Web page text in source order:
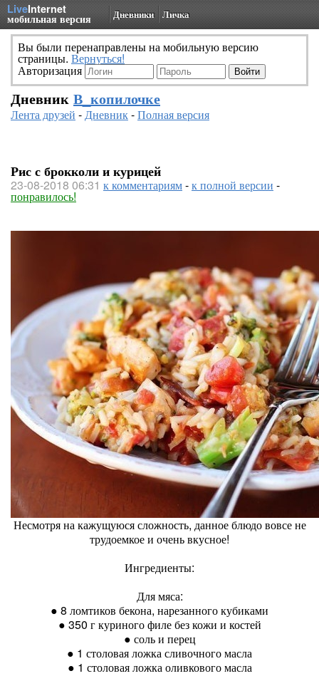
LiveInternet
мобильная версия Дневники Личка
Вы были перенаправлены на мобильную версию
страницы. Вернуться!
Авторизация
Дневник В_копилочке
Лента друзей -Дневник-Полная версия
Рис с брокколи и курицей
23-08-2018 06:31 к комментариям-к полной версии -
понравилось!
Несмотря на кажущуюся сложность, данное блюдо вовсе не
трудоемкое и очень вкусное!
Ингредиенты:
Для мяса:
● 8 ломтиков бекона, нарезанного кубиками
● 350 г куриного филе без кожи и костей
● соль и перец
● 1 столовая ложка сливочного масла
● 1 столовая ложка оливкового масла